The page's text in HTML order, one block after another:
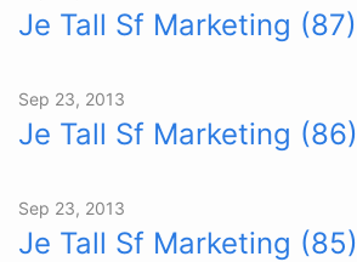
Je Tall Sf Marketing (87)
Sep 23, 2013
Je Tall Sf Marketing (86)
Sep 23, 2013
Je Tall Sf Marketing (85)